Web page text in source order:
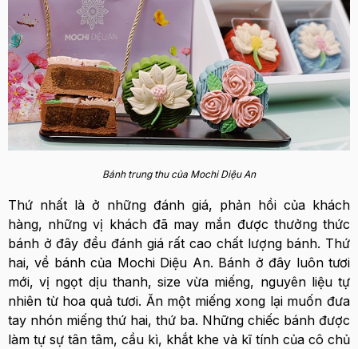
Bánh trung thu của Mochi Diệu An
Thứ nhất là ở những đánh giá, phản hồi của khách
hàng, những vị khách đã may mắn được thưởng thức
bánh ở đây đều đánh giá rất cao chất lượng bánh. Thứ
hai, về bánh của Mochi Diệu An. Bánh ở đây luôn tươi
mới, vị ngọt dịu thanh, size vừa miếng, nguyên liệu tự
nhiên từ hoa quả tươi. Ăn một miếng xong lại muốn đưa
tay nhón miếng thứ hai, thứ ba. Những chiếc bánh được
làm tự sự tân tâm, cầu kì, khắt khe và kĩ tính của cô chủ